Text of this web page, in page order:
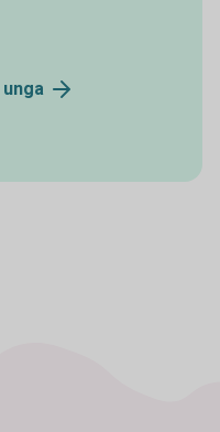
unga